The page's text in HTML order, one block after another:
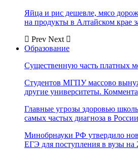
Яйца и рис дешевле, мясо
на продукты в Алтайском крае
Prev Next
Образование
Существенную часть платных
Студентов МГПУ массово
другие университеты.
Главные угрозы здоровью
самых частых диагноза в России
Минобрнауки РФ утвердило
ЕГЭ для поступления в вузы